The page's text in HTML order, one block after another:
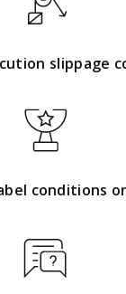
slippage
conditions